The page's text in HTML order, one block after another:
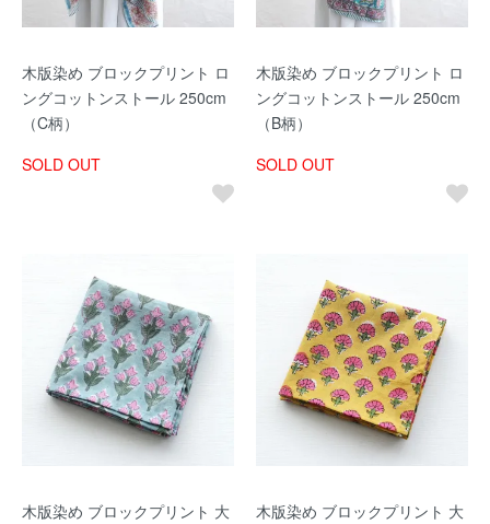
木版染め ブロックプリント ロ
ングコットンストール 250cm
（C柄）
SOLD OUT
木版染め ブロックプリント ロ
ングコットンストール 250cm
（B柄）
SOLD OUT
木版染め ブロックプリント 大 木版染め ブロックプリント 大